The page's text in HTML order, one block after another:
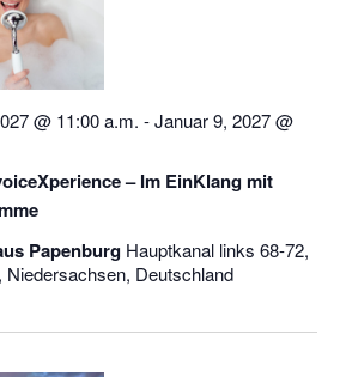
– Im EinKlang mit
@ 11:00 a.m. -Januar 9, 2027 @
Papenburg Hauptkanal links 68-72,
Niedersachsen, Deutschland